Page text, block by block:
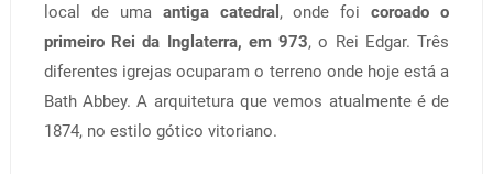
local de uma antiga catedral , onde foicoroado o
primeiro Rei da Inglaterra, em 973, o Rei Edgar. Três
diferentes igrejas ocuparam o terreno onde hoje está a
Bath Abbey. A arquitetura que vemos atualmente é de
1874, no estilo gótico vitoriano.